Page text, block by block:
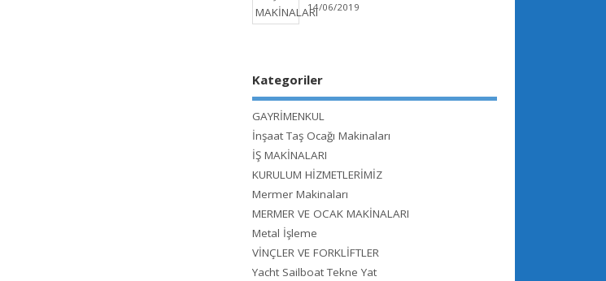
14/06/2019
Kategoriler
GAYRİMENKUL
İnşaat Taş Ocağı Makinaları
İŞ MAKİNALARI
KURULUM HİZMETLERİMİZ
Mermer Makinaları
MERMER VE OCAK MAKİNALARI
Metal İşleme
VİNÇLER VE FORKLİFTLER
Yacht Sailboat Tekne Yat